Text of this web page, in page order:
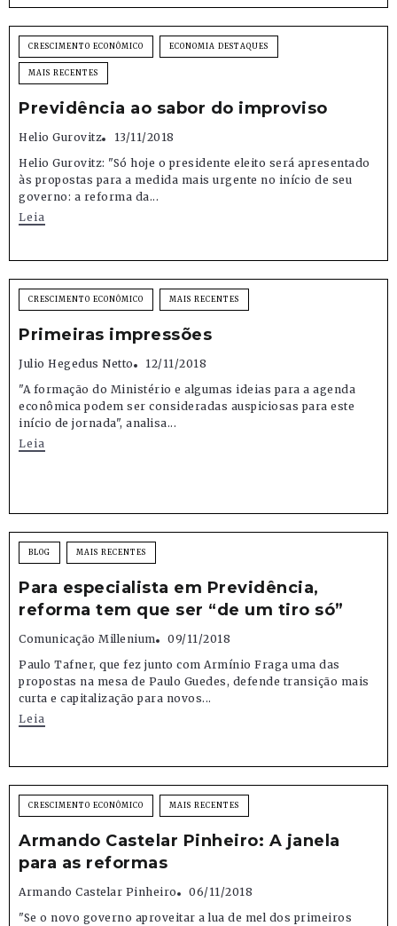
CRESCIMENTO ECONÔMICO ECONOMIA DESTAQUES
MAIS RECENTES
Previdência ao sabor do improviso
Helio Gurovitz
13/11/2018
Helio Gurovitz: "Só hoje o presidente eleito será apresentado
às propostas para a medida mais urgente no início de seu
governo: a reforma da...
Leia
CRESCIMENTO ECONÔMICO MAIS RECENTES
Primeiras impressões
Julio Hegedus Netto
12/11/2018
"A formação do Ministério e algumas ideias para a agenda
econômica podem ser consideradas auspiciosas para este
início de jornada", analisa...
Leia
BLOG MAIS RECENTES
Para especialista em Previdência,
reforma tem que ser “de um tiro só”
Comunicação Millenium
09/11/2018
Paulo Tafner, que fez junto com Armínio Fraga uma das
propostas na mesa de Paulo Guedes, defende transição mais
curta e capitalização para novos...
Leia
CRESCIMENTO ECONÔMICO MAIS RECENTES
Armando Castelar Pinheiro: A janela
para as reformas
Armando Castelar Pinheiro
06/11/2018
"Se o novo governo aproveitar a lua de mel dos primeiros